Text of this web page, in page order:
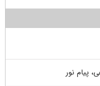
پیام نور